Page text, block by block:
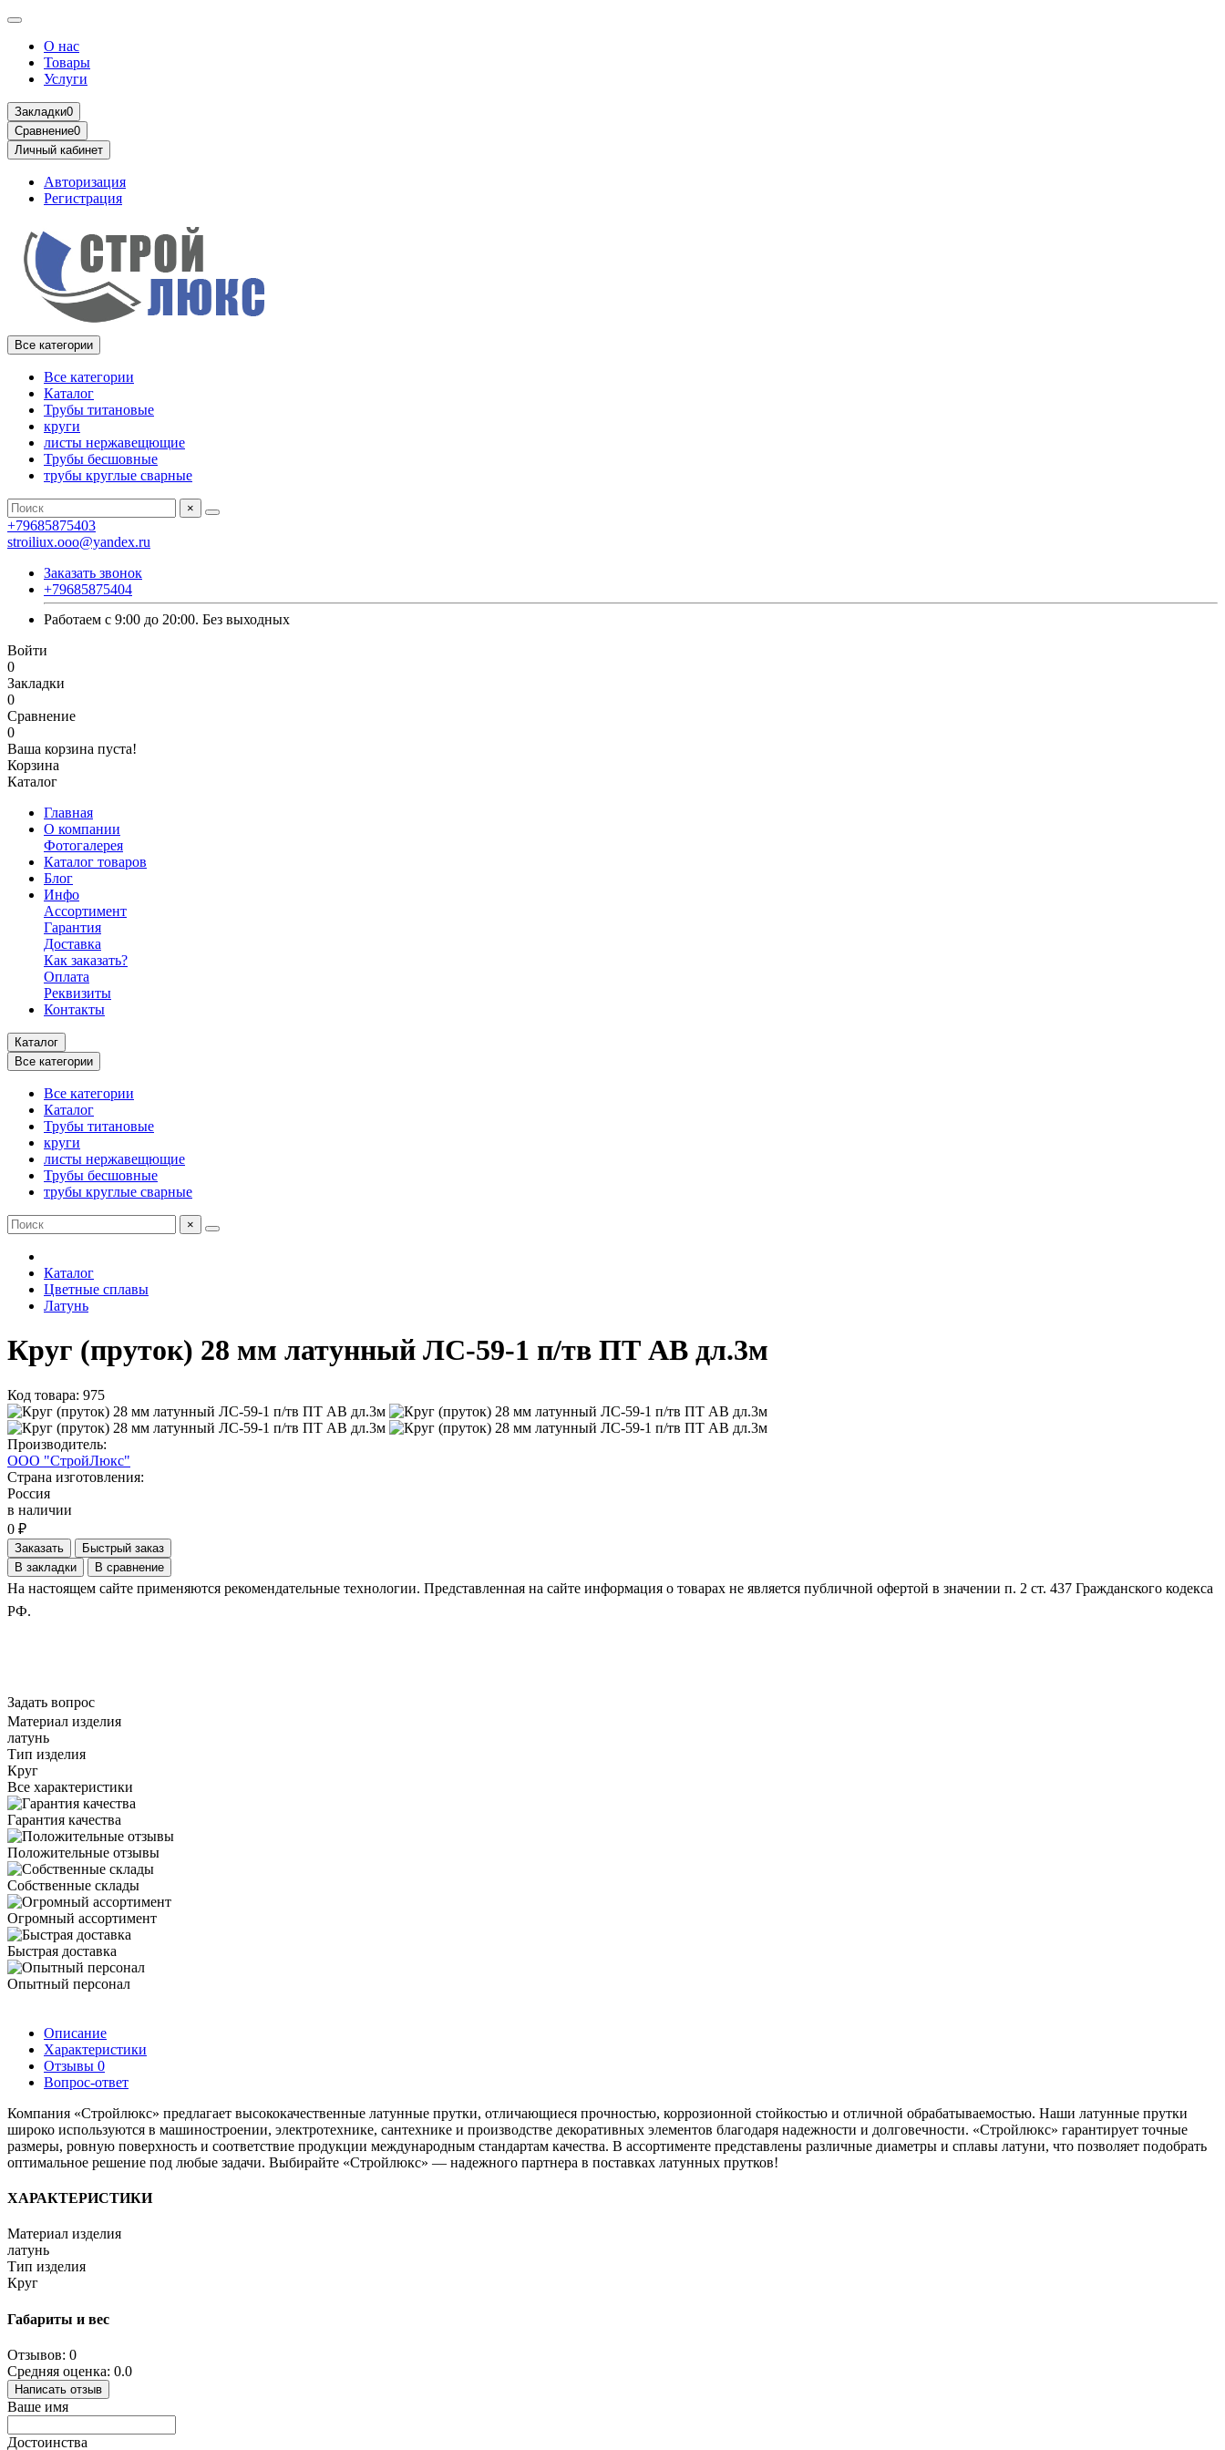
О нас
Товары
Услуги
Закладки0
Сравнение0
Личный кабинет
Авторизация
Регистрация
Все категории
Все категории
Каталог
Трубы титановые
круги
листы нержавещющие
Трубы бесшовные
трубы круглые сварные
×
+79685875403
stroiliux.ooo@yandex.ru
Заказать звонок
+79685875404
Работаем с 9:00 до 20:00. Без выходных
Войти
0
Закладки
0
Сравнение
0
Ваша корзина пуста!
Корзина
Каталог
Главная
О компании
Фотогалерея
Каталог товаров
Блог
Инфо
Ассортимент
Гарантия
Доставка
Как заказать?
Оплата
Реквизиты
Контакты
Каталог
Все категории
Все категории
Каталог
Трубы титановые
круги
листы нержавещющие
Трубы бесшовные
трубы круглые сварные
×
Каталог
Цветные сплавы
Латунь
Круг (пруток) 28 мм латунный ЛС-59-1 п/тв ПТ АВ дл.3м
Код товара: 975
Производитель:
ООО "СтройЛюкс"
Страна изготовления:
Россия
в наличии
0 ₽
Заказать
Быстрый заказ
В закладки
В сравнение
На настоящем сайте применяются рекомендательные технологии. Представленная на сайте информация о товарах не является публичной офертой в значении п. 2 ст. 437 Гражданского кодекса
РФ.
Задать вопрос
Материал изделия
латунь
Тип изделия
Круг
Все характеристики
Гарантия качества
Положительные отзывы
Собственные склады
Огромный ассортимент
Быстрая доставка
Опытный персонал
Описание
Характеристики
Отзывы 0
Вопрос-ответ
Компания «Стройлюкс» предлагает высококачественные латунные прутки, отличающиеся прочностью, коррозионной стойкостью и отличной обрабатываемостью. Наши латунные прутки
широко используются в машиностроении, электротехнике, сантехнике и производстве декоративных элементов благодаря надежности и долговечности. «Стройлюкс» гарантирует точные
размеры, ровную поверхность и соответствие продукции международным стандартам качества. В ассортименте представлены различные диаметры и сплавы латуни, что позволяет подобрать
оптимальное решение под любые задачи. Выбирайте «Стройлюкс» — надежного партнера в поставках латунных прутков!
ХАРАКТЕРИСТИКИ
Материал изделия
латунь
Тип изделия
Круг
Габариты и вес
Отзывов: 0
Средняя оценка: 0.0
Написать отзыв
Ваше имя
Достоинства